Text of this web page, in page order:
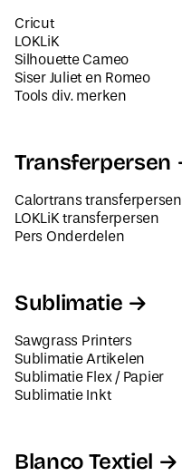
Cricut
LOKLiK
Silhouette Cameo
Siser Juliet en Romeo
Tools div. merken
Transferpersen
Calortrans transferpersen
LOKLiK transferpersen
Pers Onderdelen
Sublimatie
Sawgrass Printers
Sublimatie Artikelen
Sublimatie Flex / Papier
Sublimatie Inkt
Blanco Textiel